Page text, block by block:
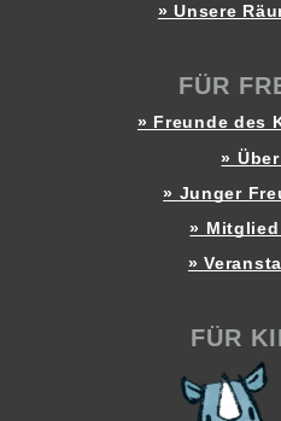
» Unsere
FÜR
» Freunde des
»
» Junger
» Mitglied
»
FÜR